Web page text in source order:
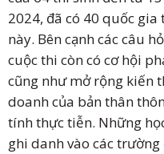
2024, đã có 40 quốc
này. Bên cạnh các câu
cuộc thi còn có cơ hội
cũng như mở rộng kiến
doanh của bản thân
tính thực tiễn. Những
ghi danh vào các